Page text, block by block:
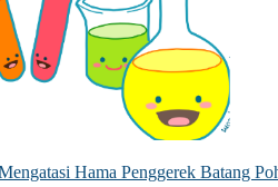
Hama Penggerek Batang